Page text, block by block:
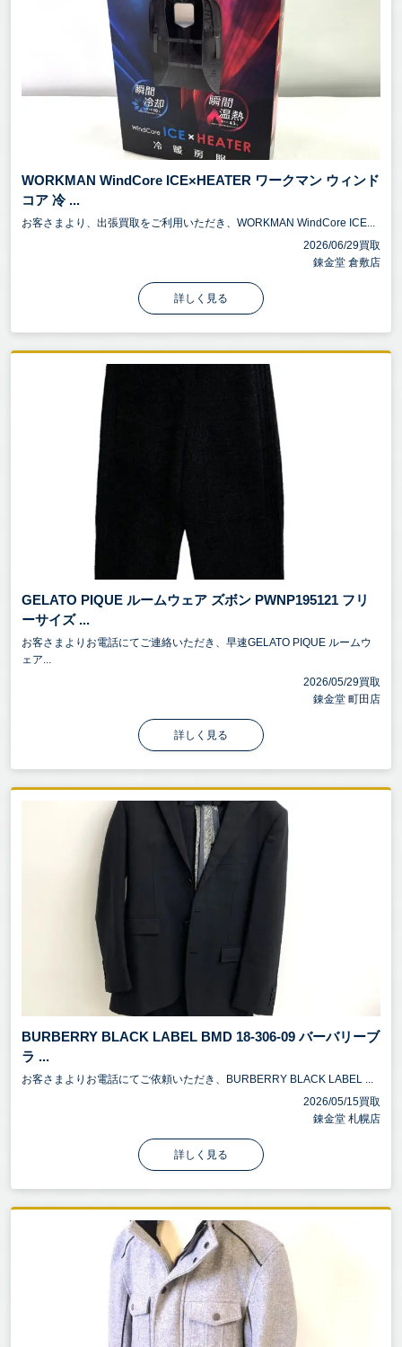
WORKMAN WindCore ICE×HEATER ワークマン ウィンド
コア 冷 ...
お客さまより、出張買取をご利用いただき、WORKMAN WindCore ICE...
2026/06/29買取
錬金堂 倉敷店
詳しく見る
GELATO PIQUE ルームウェア ズボン PWNP195121 フリ
ーサイズ ...
お客さまよりお電話にてご連絡いただき、早速GELATO PIQUE ルームウ
ェア...
2026/05/29買取
錬金堂 町田店
詳しく見る
BURBERRY BLACK LABEL BMD 18-306-09 バーバリーブ
ラ ...
お客さまよりお電話にてご依頼いただき、BURBERRY BLACK LABEL ...
2026/05/15買取
錬金堂 札幌店
詳しく見る